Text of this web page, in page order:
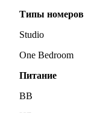
Типы номеров
Studio
One Bedroom
Питание
BB